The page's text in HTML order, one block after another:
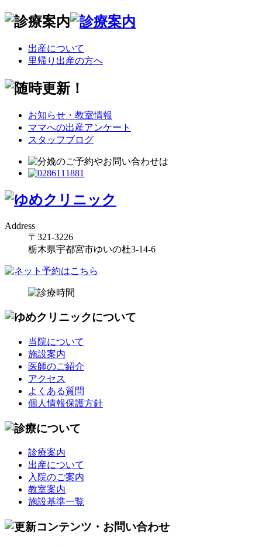
出産について
里帰り出産の方へ
お知らせ・教室情報
ママへの出産アンケート
スタッフブログ
Address
〒321-3226
栃木県宇都宮市ゆいの杜3-14-6
当院について
施設案内
医師のご紹介
アクセス
よくある質問
個人情報保護方針
診療案内
出産について
入院のご案内
教室案内
施設基準一覧